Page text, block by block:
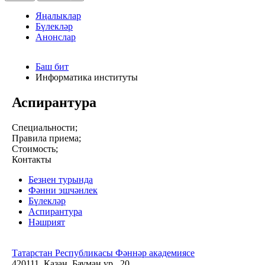
Яңалыклар
Бүлекләр
Анонслар
Баш бит
Информатика институты
Аспирантура
Специальности;
Правила приема;
Стоимость;
Контакты
Безңен турында
Фәнни эшчәнлек
Бүлекләр
Аспирантура
Нәшрият
Татарстан Республикасы Фәннәр академиясе